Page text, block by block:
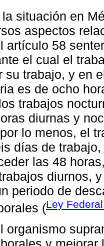
la situación en
aspectos
artículo 58
el cual el
su trabajo, y en
es de ocho
trabajos
diurnas y
lo menos, el
días de
las 48
diurnos,
periodo de
(Ley
organismo